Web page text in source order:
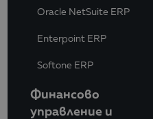
Oracle NetSuite ERP
Enterpoint ERP
Softone ERP
Финансово
управление и